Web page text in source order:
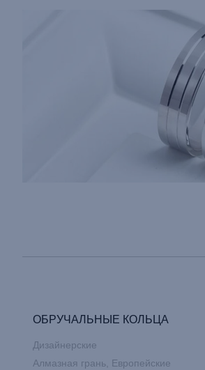
ОБРУЧАЛЬНЫЕ КОЛЬЦА
Дизайнерские
Алмазная грань, Европейские